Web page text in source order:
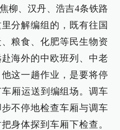
柳、汉丹、浩吉4条铁路
分解编组的，既有往国
粮食、化肥等民生物资
海外的中欧班列、中老
这一趟作业，是要将停
厢运送到编组场。调车
不停地检查车厢与调车
身体探到车厢下检查。